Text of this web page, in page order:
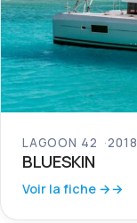
LAGOON 42 2018
BLUESKIN
Voir la fiche →